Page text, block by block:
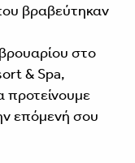
βραβεύτηκαν
στο
& Spa,
προτείνουμε
επόμενή σου